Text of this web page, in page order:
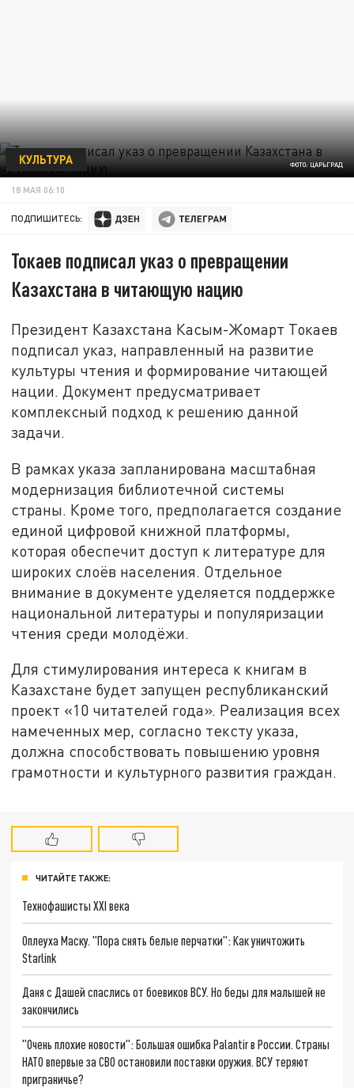
ФОТО: ЦАРЬГРАД
КУЛЬТУРА
18 МАЯ 06:10
ПОДПИШИТЕСЬ:
Токаев подписал указ о превращении
Казахстана в читающую нацию
Президент Казахстана Касым-Жомарт Токаев
подписал указ, направленный на развитие
культуры чтения и формирование читающей
нации. Документ предусматривает
комплексный подход к решению данной
задачи.
В рамках указа запланирована масштабная
модернизация библиотечной системы
страны. Кроме того, предполагается создание
единой цифровой книжной платформы,
которая обеспечит доступ к литературе для
широких слоёв населения. Отдельное
внимание в документе уделяется поддержке
национальной литературы и популяризации
чтения среди молодёжи.
Для стимулирования интереса к книгам в
Казахстане будет запущен республиканский
проект «10 читателей года». Реализация всех
намеченных мер, согласно тексту указа,
должна способствовать повышению уровня
грамотности и культурного развития граждан.
ЧИТАЙТЕ ТАКЖЕ:
Технофашисты XXI века
Оплеуха Маску. "Пора снять белые перчатки": Как уничтожить
Starlink
Даня с Дашей спаслись от боевиков ВСУ. Но беды для малышей не
закончились
"Очень плохие новости": Большая ошибка Palantir в России. Страны
НАТО впервые за СВО остановили поставки оружия. ВСУ теряют
приграничье?